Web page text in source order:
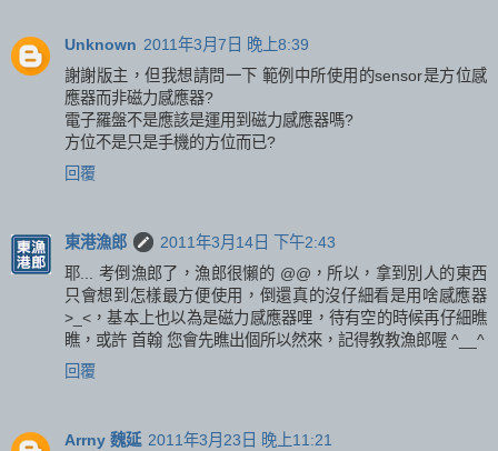
Unknown 2011年3月7日 晚上8:39
謝謝版主，但我想請問一下 範例中所使用的sensor是方位感
應器而非磁力感應器?
電子羅盤不是應該是運用到磁力感應器嗎?
方位不是只是手機的方位而已?
回覆
東港漁郎
2011年3月14日 下午2:43
耶... 考倒漁郎了，漁郎很懶的 @@，所以，拿到別人的東西
只會想到怎樣最方便使用，倒還真的沒仔細看是用啥感應器
>_<，基本上也以為是磁力感應器哩，待有空的時候再仔細瞧
瞧，或許 首翰 您會先瞧出個所以然來，記得教教漁郎喔 ^__^
回覆
Arrny 魏延 2011年3月23日 晚上11:21